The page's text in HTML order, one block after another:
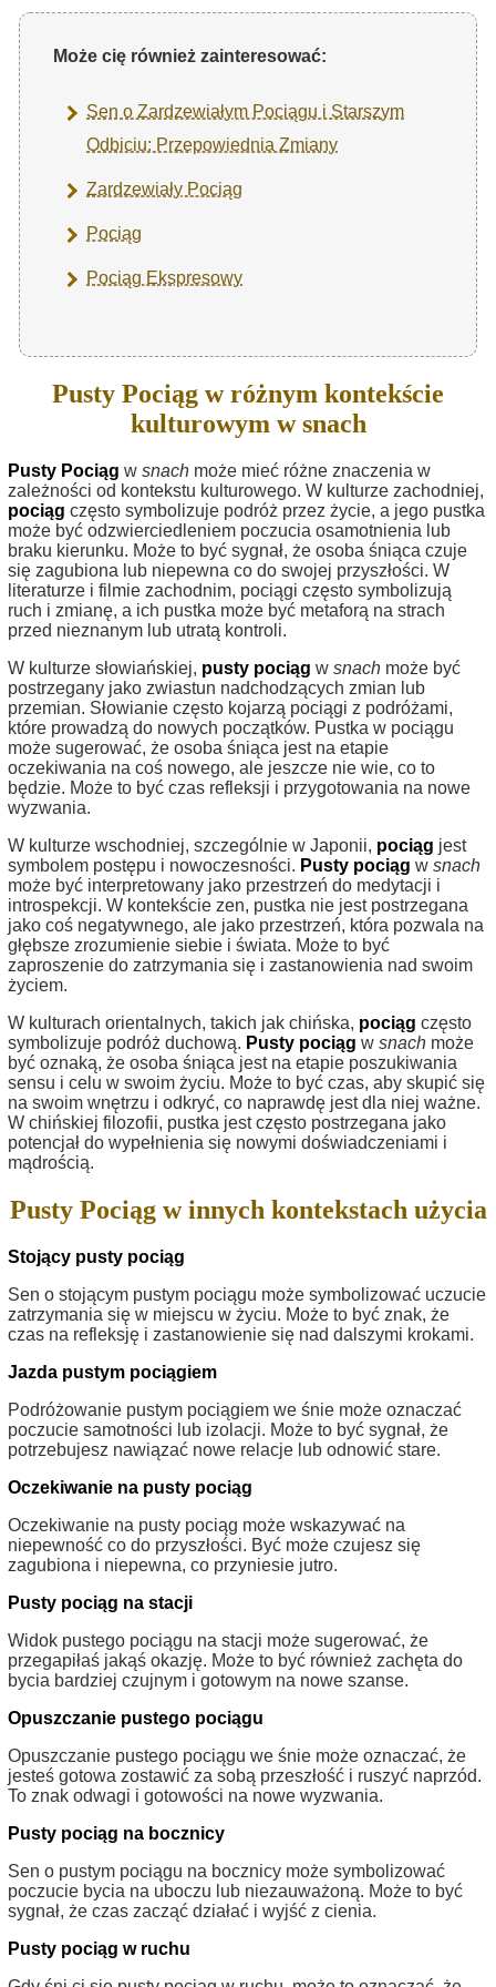
Może cię również zainteresować:
Sen o Zardzewiałym Pociągu i Starszym
Odbiciu: Przepowiednia Zmiany
Zardzewiały Pociąg
Pociąg
Pociąg Ekspresowy
Pusty Pociąg w różnym kontekście
kulturowym w snach
Pusty Pociąg w snach może mieć różne znaczenia w
zależności od kontekstu kulturowego. W kulturze zachodniej,
pociąg często symbolizuje podróż przez życie, a jego pustka
może być odzwierciedleniem poczucia osamotnienia lub
braku kierunku. Może to być sygnał, że osoba śniąca czuje
się zagubiona lub niepewna co do swojej przyszłości. W
literaturze i filmie zachodnim, pociągi często symbolizują
ruch i zmianę, a ich pustka może być metaforą na strach
przed nieznanym lub utratą kontroli.
W kulturze słowiańskiej, pusty pociąg w snach może być
postrzegany jako zwiastun nadchodzących zmian lub
przemian. Słowianie często kojarzą pociągi z podróżami,
które prowadzą do nowych początków. Pustka w pociągu
może sugerować, że osoba śniąca jest na etapie
oczekiwania na coś nowego, ale jeszcze nie wie, co to
będzie. Może to być czas refleksji i przygotowania na nowe
wyzwania.
W kulturze wschodniej, szczególnie w Japonii, pociąg jest
symbolem postępu i nowoczesności. Pusty pociąg w snach
może być interpretowany jako przestrzeń do medytacji i
introspekcji. W kontekście zen, pustka nie jest postrzegana
jako coś negatywnego, ale jako przestrzeń, która pozwala na
głębsze zrozumienie siebie i świata. Może to być
zaproszenie do zatrzymania się i zastanowienia nad swoim
życiem.
W kulturach orientalnych, takich jak chińska, pociąg często
symbolizuje podróż duchową. Pusty pociąg w snach może
być oznaką, że osoba śniąca jest na etapie poszukiwania
sensu i celu w swoim życiu. Może to być czas, aby skupić się
na swoim wnętrzu i odkryć, co naprawdę jest dla niej ważne.
W chińskiej filozofii, pustka jest często postrzegana jako
potencjał do wypełnienia się nowymi doświadczeniami i
mądrością.
Pusty Pociąg w innych kontekstach użycia
Stojący pusty pociąg
Sen o stojącym pustym pociągu może symbolizować uczucie
zatrzymania się w miejscu w życiu. Może to być znak, że
czas na refleksję i zastanowienie się nad dalszymi krokami.
Jazda pustym pociągiem
Podróżowanie pustym pociągiem we śnie może oznaczać
poczucie samotności lub izolacji. Może to być sygnał, że
potrzebujesz nawiązać nowe relacje lub odnowić stare.
Oczekiwanie na pusty pociąg
Oczekiwanie na pusty pociąg może wskazywać na
niepewność co do przyszłości. Być może czujesz się
zagubiona i niepewna, co przyniesie jutro.
Pusty pociąg na stacji
Widok pustego pociągu na stacji może sugerować, że
przegapiłaś jakąś okazję. Może to być również zachęta do
bycia bardziej czujnym i gotowym na nowe szanse.
Opuszczanie pustego pociągu
Opuszczanie pustego pociągu we śnie może oznaczać, że
jesteś gotowa zostawić za sobą przeszłość i ruszyć naprzód.
To znak odwagi i gotowości na nowe wyzwania.
Pusty pociąg na bocznicy
Sen o pustym pociągu na bocznicy może symbolizować
poczucie bycia na uboczu lub niezauważoną. Może to być
sygnał, że czas zacząć działać i wyjść z cienia.
Pusty pociąg w ruchu